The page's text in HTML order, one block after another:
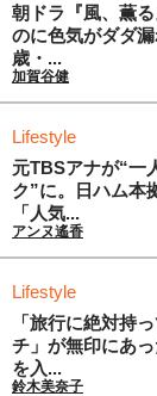
朝ドラ『風、薫
のに色気がダダ
歳・...
加賀谷健
Lifestyle
元TBSアナが“一
ク”に。日ハム本
「人気...
アンヌ遙香
Lifestyle
「旅行に絶対持
チ」が無印にあ
を入...
鈴木美奈子